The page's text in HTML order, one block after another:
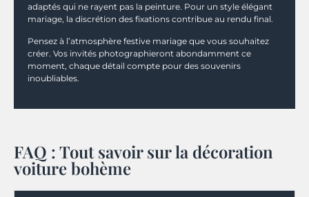
adaptés qui ne rayent pas la peinture. Pour un style élégant
mariage, la discrétion des fixations contribue au rendu final.
Pensez à l’atmosphère festive mariage que vous souhaitez
créer. Vos invités photographieront abondamment ce
moment, chaque détail compte pour des souvenirs
inoubliables.
FAQ : Tout savoir sur la décoration
voiture bohème